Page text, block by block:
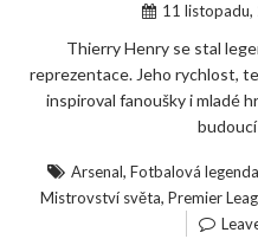
11 listopadu,
Thierry Henry se stal
reprezentace. Jeho rychlost,
inspiroval fanoušky i mladé
Arsenal, Fotbalová legenda
Mistrovství světa, Premier